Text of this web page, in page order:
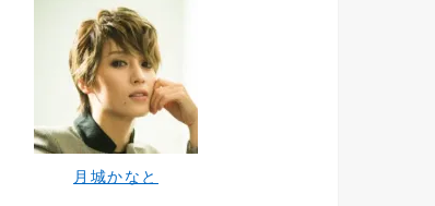
月城かなと